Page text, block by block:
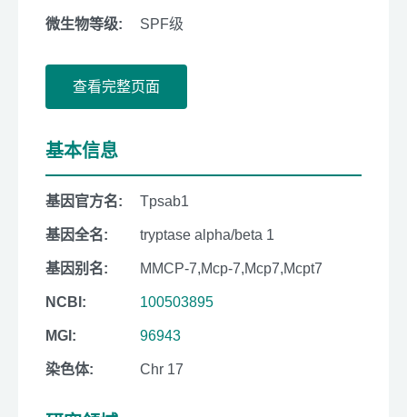
微生物等级: SPF级
查看完整页面
基本信息
基因官方名: Tpsab1
基因全名: tryptase alpha/beta 1
基因别名: MMCP-7,Mcp-7,Mcp7,Mcpt7
NCBI: 100503895
MGI: 96943
染色体: Chr 17